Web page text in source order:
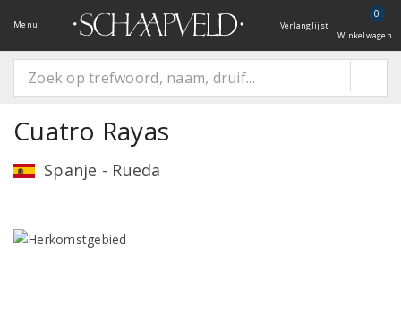
Menu Verlanglijst
0
Winkelwagen
Cuatro Rayas
Spanje - Rueda